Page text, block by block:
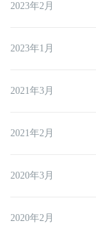
2023年2月
2023年1月
2021年3月
2021年2月
2020年3月
2020年2月